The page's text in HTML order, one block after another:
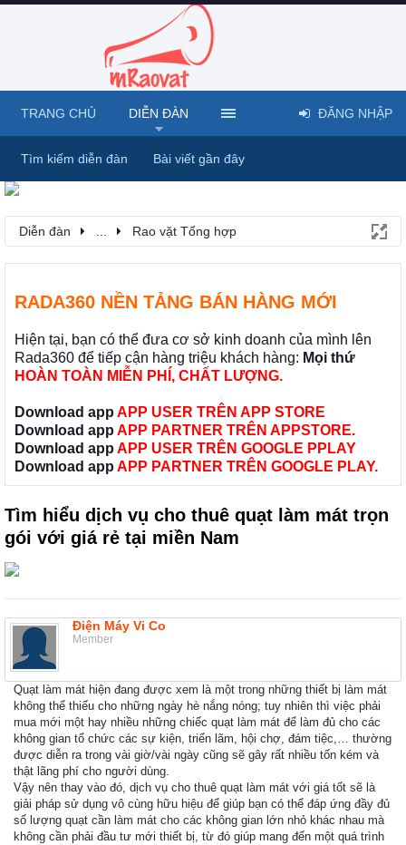
Diễn đàn Rao vặt Tổng hợp
RADA360 NỀN TẢNG BÁN HÀNG MỚI
Hiện tại, bạn có thể đưa cơ sở kinh doanh của mình lên
Rada360 để tiếp cận hàng triệu khách hàng: Mọi thứ
HOÀN TOÀN MIỄN PHÍ, CHẤT LƯỢNG.
Download app APP USER TRÊN APP STORE
Download app APP PARTNER TRÊN APPSTORE.
Download app APP USER TRÊN GOOGLE PPLAY
Download app APP PARTNER TRÊN GOOGLE PLAY.
Tìm hiểu dịch vụ cho thuê quạt làm mát trọn
gói với giá rẻ tại miền Nam
Điện Máy Vi Co
Member
Quạt làm mát hiện đang được xem là một trong những thiết bị làm mát
không thể thiếu cho những ngày hè nắng nóng; tuy nhiên thì việc phải
mua mới một hay nhiều những chiếc quạt làm mát để làm đủ cho các
không gian tổ chức các sự kiện, triển lãm, hội chợ, đám tiệc,… thường
được diễn ra trong vài giờ/vài ngày cũng sẽ gây rất nhiều tốn kém và
thật lãng phí cho người dùng.
Vậy nên thay vào đó, dịch vụ cho thuê quạt làm mát với giá tốt sẽ là
giải pháp sử dụng vô cùng hữu hiệu để giúp bạn có thể đáp ứng đầy đủ
số lượng quạt cần làm mát cho các không gian lớn nhỏ khác nhau mà
không cần phải đầu tư mới thiết bị, từ đó giúp mang đến một quá trình
TRANG CHỦ DIỄN ĐÀN
Tìm kiếm diễn đàn Bài viết gần đây
ĐĂNG NHẬP